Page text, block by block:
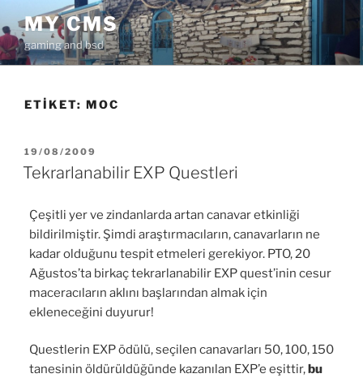
geç MY CMS
gaming and bsd
ETIKET: MOC
YAYIM
TARIHI
19/08/2009
Tekrarlanabilir EXP Questleri
Çeşitli yer ve zindanlarda artan canavar etkinliği
bildirilmiştir. Şimdi araştırmacıların, canavarların ne
kadar olduğunu tespit etmeleri gerekiyor. PTO, 20
Ağustos’ta birkaç tekrarlanabilir EXP quest’inin cesur
maceracıların aklını başlarından almak için
ekleneceğini duyurur!
Questlerin EXP ödülü, seçilen canavarları 50, 100, 150
tanesinin öldürüldüğünde kazanılan EXP’e eşittir,bu